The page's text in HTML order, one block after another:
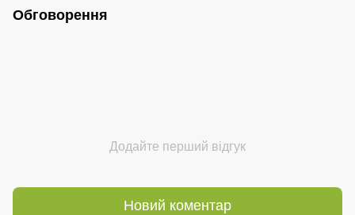
Обговорення
Додайте перший відгук
Новий коментар